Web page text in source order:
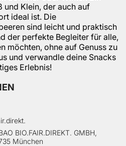
und Klein, der auch auf
ideal ist. Die
sind leicht und praktisch
der perfekte Begleiter für alle,
möchten, ohne auf Genuss zu
und verwandle deine Snacks
Erlebnis!
BIO.FAIR.DIREKT. GMBH,
München